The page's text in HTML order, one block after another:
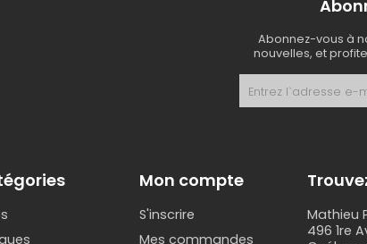
Abonnez-vous à
nouvelles, et
Mon compte
S'inscrire
Mes commandes
Mathieu
496 1re